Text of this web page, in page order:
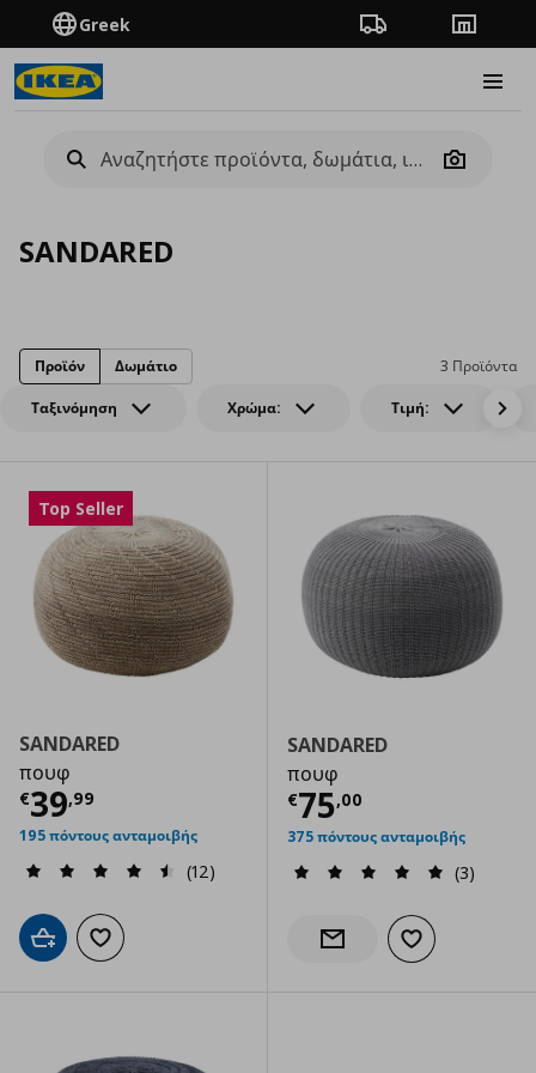
Greek Πορεία παραγγελίας
Camera
SANDARED
Ταξινόμηση Χρώμα: Τιμή:
3 Προϊόντα
Προϊόν Δωμάτιο
Top Seller
SANDARED
πουφ
€39,99
Τρέχουσα τιμή € 39,99
195 πόντους ανταμοιβής
(12)
Προσθήκη στο καλάθι
Προσθήκη στα αγαπημένα
SANDARED
πουφ
€75,00
Τρέχουσα
375 πόντους ανταμοιβής
(3)
Ενημέρωση διαθεσιμότητας
Προσθήκη στα